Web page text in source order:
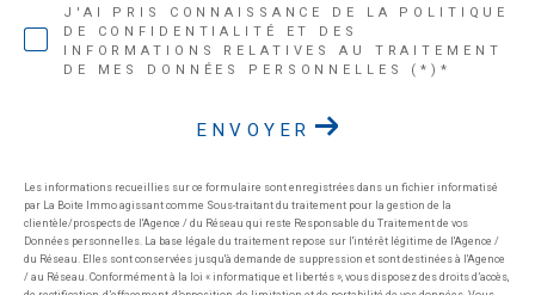
J'AI PRIS CONNAISSANCE DE LA POLITIQUE
DE CONFIDENTIALITÉ ET DES
INFORMATIONS RELATIVES AU TRAITEMENT
DE MES DONNÉES PERSONNELLES (*)*
ENVOYER
Les informations recueillies sur ce formulaire sont enregistrées dans un fichier informatisé
par La Boite Immo agissant comme Sous-traitant du traitement pour la gestion de la
clientèle/prospects de l'Agence / du Réseau qui reste Responsable du Traitement de vos
Données personnelles. La base légale du traitement repose sur l'intérêt légitime de l'Agence /
du Réseau. Elles sont conservées jusqu'à demande de suppression et sont destinées à l'Agence
/ au Réseau. Conformément à la loi « informatique et libertés », vous disposez des droits d’accès,